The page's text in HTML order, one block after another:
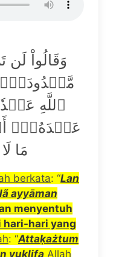
وَقَالُواْ لَن
مَّعۡدُودَةٗۚ
ٱللَّهِ
عَهۡدَهُۥٓۖ أَمۡ
berkata: “Lan
ãayyāman
menyentuh
hari-hari yang
: “Attaḳażtum
yuḳlifa Allah